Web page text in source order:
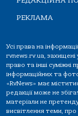
РЕКЛАМА
Усі права на
rvnews.rv.ua,
право та інші суміжні
інформаційних та
«RvNews» має
редакції може не
матеріали не
висвітлення теми, про